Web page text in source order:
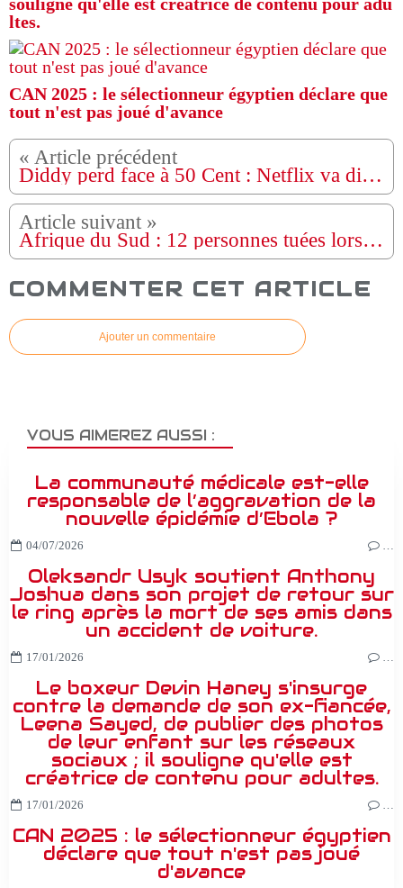
ltes.
CAN 2025 : le sélectionneur égyptien déclare que
tout n'est pas joué d'avance
Diddy perd face à 50 Cent : Netflix va diffuser « Sean Combs: The Reckoning »
Afrique du Sud : 12 personnes tuées lors de tirs dans un foyer de travailleurs
COMMENTER CET ARTICLE
Ajouter un commentaire
VOUS AIMEREZ AUSSI :
La communauté médicale est-elle
responsable de l’aggravation de la
nouvelle épidémie d’Ebola ?
04/07/2026 …
Oleksandr Usyk soutient Anthony
Joshua dans son projet de retour sur
le ring après la mort de ses amis dans
un accident de voiture.
17/01/2026 …
Le boxeur Devin Haney s'insurge
contre la demande de son ex-fiancée,
Leena Sayed, de publier des photos
de leur enfant sur les réseaux
sociaux ; il souligne qu'elle est
créatrice de contenu pour adultes.
17/01/2026 …
CAN 2025 : le sélectionneur égyptien
déclare que tout n'est pas joué
d'avance